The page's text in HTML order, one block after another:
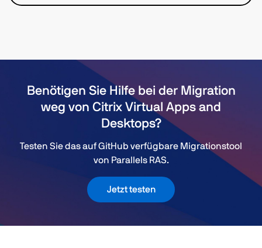
Benötigen Sie Hilfe bei der Migration
weg von Citrix Virtual Apps and
Desktops?
Testen Sie das auf GitHub verfügbare Migrationstool
von Parallels RAS.
Jetzt testen